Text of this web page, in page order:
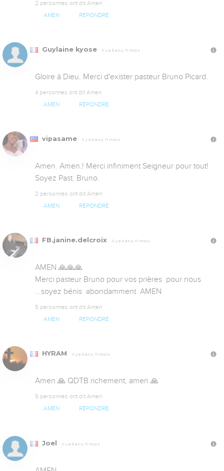
2 personnes ont dit Amen
AMEN RÉPONDRE
Guylaine kyose Il y a 5 ans, 11 mois
Gloire à Dieu. Merci d'exister pasteur Bruno Picard.
4 personnes ont dit Amen
AMEN RÉPONDRE
vipasame Il y a 5 ans, 11 mois
Amen. Amen.! Merci infiniment Seigneur pour tout!
Soyez Past. Bruno.
2 personnes ont dit Amen
AMEN RÉPONDRE
FB.janine.delcroix Il y a 5 ans, 11 mois
AMEN 🙏🙏🙏
Merci pasteur Bruno pour vos prières  pour nous
...soyez bénis  abondamment  AMEN
5 personnes ont dit Amen
AMEN RÉPONDRE
HYRAM Il y a 5 ans, 11 mois
Amen 🙏 QDTB richement, amen 🙏
5 personnes ont dit Amen
AMEN RÉPONDRE
Joel Il y a 5 ans, 11 mois